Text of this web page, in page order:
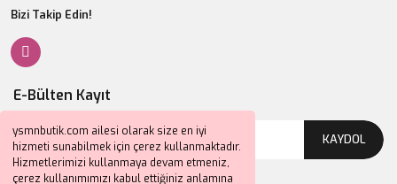
ysmnbutik.com ailesi olarak size en iyi
hizmeti sunabilmek için çerez kullanmaktadır.
Hizmetlerimizi kullanmaya devam etmeniz,
çerez kullanımımızı kabul ettiğiniz anlamına
Bizi Takip Edin!
E-Bülten Kayıt
KAYDOL